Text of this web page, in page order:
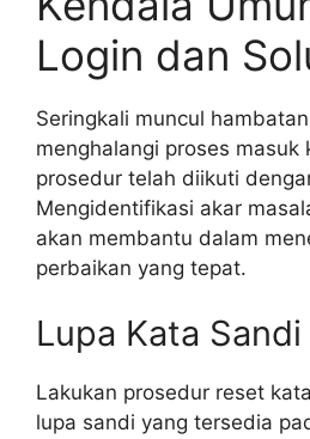
Login dan
Seringkali muncul
menghalangi proses masuk
prosedur telah diikuti
Mengidentifikasi akar
akan membantu dalam
perbaikan yang tepat.
Lupa Kata Sandi
Lakukan prosedur reset
lupa sandi yang tersedia